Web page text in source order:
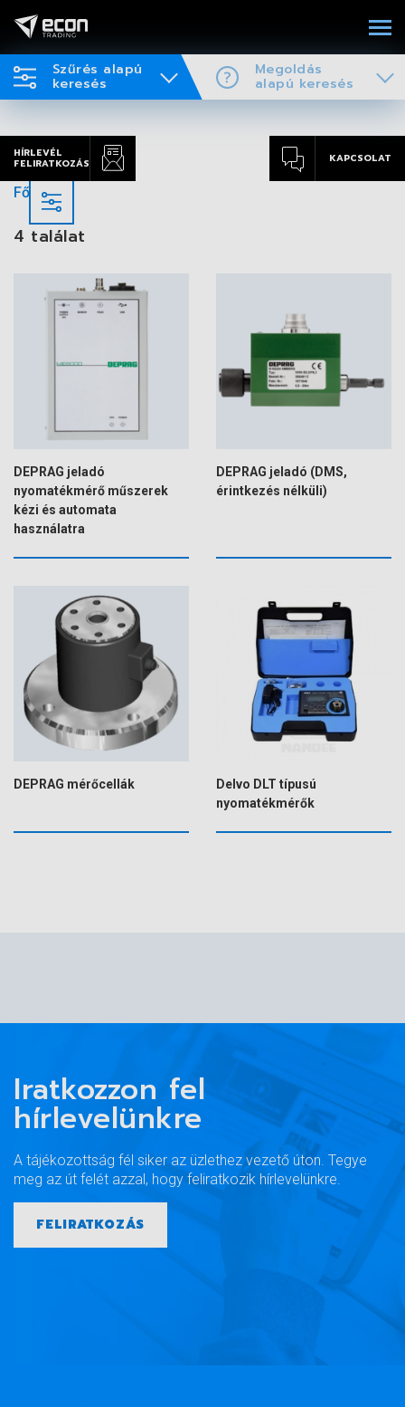
Szűrés alapú
keresés
Megoldás
alapú keresés
HÍRLEVÉL
FELIRATKOZÁS
KAPCSOLAT
Főoldal
4 találat
DEPRAG jeladó
nyomatékmérő műszerek
kézi és automata
használatra
DEPRAG jeladó (DMS,
érintkezés nélküli)
DEPRAG mérőcellák
Delvo DLT típusú
nyomatékmérők
Iratkozzon fel
hírlevelünkre
A tájékozottság fél siker az üzlethez vezető úton. Tegye
meg az út felét azzal, hogy feliratkozik hírlevelünkre.
FELIRATKOZÁS